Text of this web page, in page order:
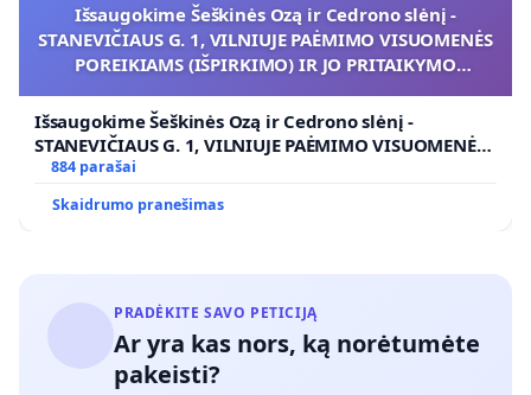
Išsaugokime Šeškinės Ozą ir Cedrono slėnį -
STANEVIČIAUS G. 1, VILNIUJE PAĖMIMO VISUOMENĖS
POREIKIAMS (IŠPIRKIMO) IR JO PRITAIKYMO
Išsaugokime Šeškinės Ozą ir Cedrono slėnį -
STANEVIČIAUS G. 1, VILNIUJE PAĖMIMO VISUOMENĖS
POREIKIAMS (IŠPIRKIMO) IR JO PRITAIKYMO VIEŠAJAI
884 parašai
Skaidrumo pranešimas
PRADĖKITE SAVO PETICIJĄ
Ar yra kas nors, ką norėtumėte
pakeisti?